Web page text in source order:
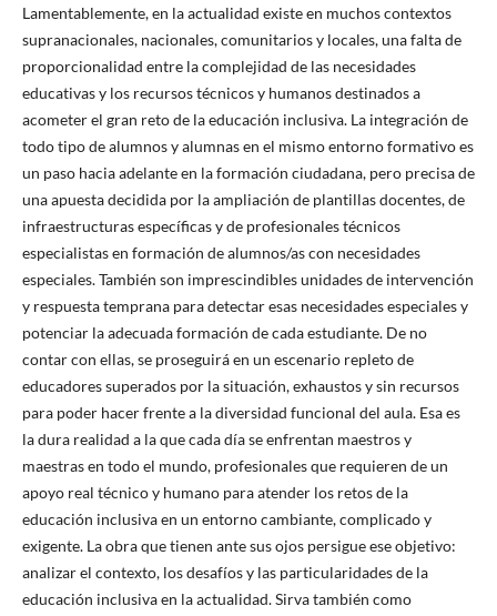
Lamentablemente, en la actualidad existe en muchos contextos
supranacionales, nacionales, comunitarios y locales, una falta de
proporcionalidad entre la complejidad de las necesidades
educativas y los recursos técnicos y humanos destinados a
acometer el gran reto de la educación inclusiva. La integración de
todo tipo de alumnos y alumnas en el mismo entorno formativo es
un paso hacia adelante en la formación ciudadana, pero precisa de
una apuesta decidida por la ampliación de plantillas docentes, de
infraestructuras específicas y de profesionales técnicos
especialistas en formación de alumnos/as con necesidades
especiales. También son imprescindibles unidades de intervención
y respuesta temprana para detectar esas necesidades especiales y
potenciar la adecuada formación de cada estudiante. De no
contar con ellas, se proseguirá en un escenario repleto de
educadores superados por la situación, exhaustos y sin recursos
para poder hacer frente a la diversidad funcional del aula. Esa es
la dura realidad a la que cada día se enfrentan maestros y
maestras en todo el mundo, profesionales que requieren de un
apoyo real técnico y humano para atender los retos de la
educación inclusiva en un entorno cambiante, complicado y
exigente. La obra que tienen ante sus ojos persigue ese objetivo:
analizar el contexto, los desafíos y las particularidades de la
educación inclusiva en la actualidad. Sirva también como